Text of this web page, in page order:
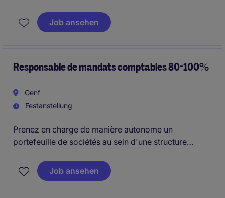
Buchhaltungsprozesse sicher. In einem vielseitigen
KMU-Umfeld arbeiten Sie eng mit verschiedenen
finanziellen Prozesse bei.
Job ansehen
Responsable de mandats comptables 80-100%
Genf
Festanstellung
Prenez en charge de manière autonome un
portefeuille de sociétés au sein d'une structure
clientèle exigeante et un excellent équilibre de vie.
Job ansehen